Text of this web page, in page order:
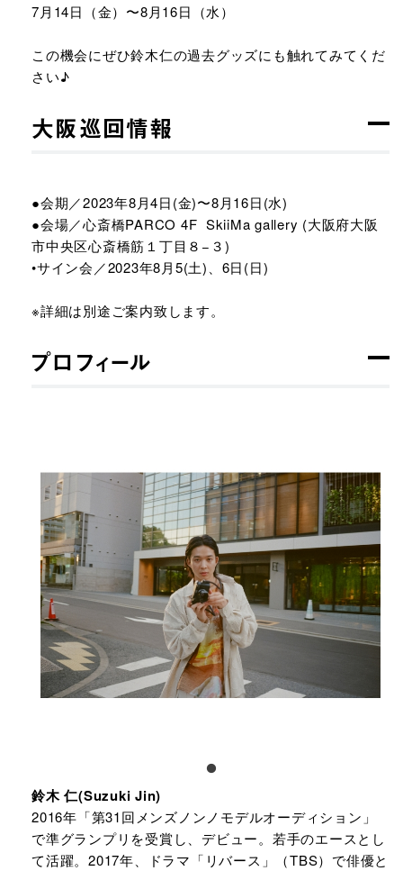
7月14日（金）〜8月16日（水）​
この機会にぜひ鈴木仁の過去グッズにも触れてみてくだ
さい♪​
大阪巡回情報
●会期／2023年8月4日(金)〜8月16日(水)​
●会場／心斎橋PARCO 4F SkiiMa gallery (大阪府大阪
市中央区心斎橋筋１丁目８−３)​
•サイン会／2023年8月5(土)、6日(日)
※詳細は別途ご案内致します。​
プロフィール
鈴木 仁(Suzuki Jin)​
2016年「第31回メンズノンノモデルオーディション」
で準グランプリを受賞し、デビュー。若手のエースとし
て活躍。2017年、ドラマ「リバース」（TBS）で俳優と